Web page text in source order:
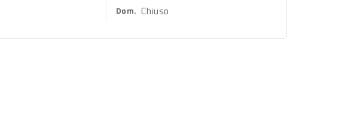
Dom. Chiuso